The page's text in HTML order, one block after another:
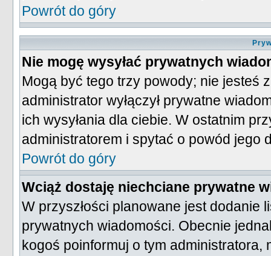
Powrót do góry
Nie mogę wysyłać prywatnych
Mogą być tego trzy powody; nie jesteś
administrator wyłączył prywatne
ich wysyłania dla ciebie. W ostatnim
administratorem i spytać o powód jego
Powrót do góry
Wciąż dostaję niechciane prywatne
W przyszłości planowane jest
prywatnych wiadomości. Obecnie
kogoś poinformuj o tym administratora,